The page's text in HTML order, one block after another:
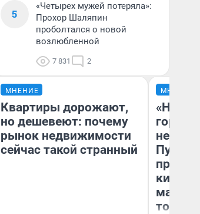
5
«Четырех мужей потеряла»:
Прохор Шаляпин
проболтался о новой
возлюбленной
7 831 2
МНЕНИЕ
Квартиры дорожают,
но дешевеют: почему
рынок недвижимости
сейчас такой странный
МНЕНИЕ
«Нет
того